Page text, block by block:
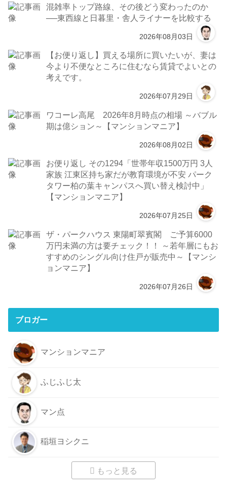
混雑率トップ路線、その後どう変わったのか
──東西線と日暮里・舎人ライナーを比較する
2026年08月03日
【お便り返し】買える場所に買いたいが、妻は
今より不便なところに住むなら賃貸でよいとの
考えです。
2026年07月29日
ワコーレ高尾 2026年8月時点の相場 ～バブル
期は億ション～【マンションマニア】
2026年08月02日
お便り返し その1294「世帯年収1500万円 3人
家族 江東区持ち家だが教育環境が不安 パーク
タワー柏の葉キャンパスへ買い替え検討中」
【マンションマニア】
2026年07月25日
ザ・パークハウス 東陽町翠賓閣 ご予算6000
万円未満の方は要チェック！！ ～若年層にもお
すすめのシングル向け住戸が販売中～【マンシ
ョンマニア】
2026年07月26日
ブロガー
マンションマニア
ふじふじ太
マン点
稲垣ヨシクニ
もっと見る